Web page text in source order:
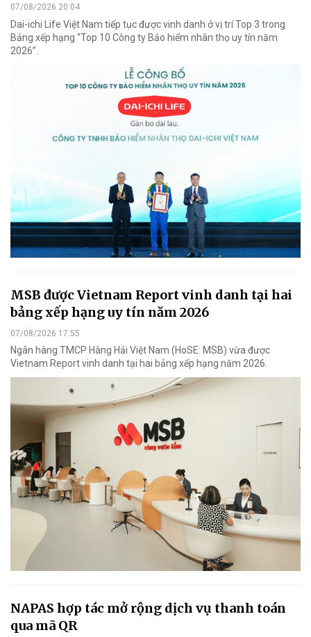
07/08/2026 20:04
Dai-ichi Life Việt Nam tiếp tục được vinh danh ở vị trí Top 3 trong
Bảng xếp hạng “Top 10 Công ty Bảo hiểm nhân thọ uy tín năm
2026”.
MSB được Vietnam Report vinh danh tại hai
bảng xếp hạng uy tín năm 2026
07/08/2026 17:55
Ngân hàng TMCP Hàng Hải Việt Nam (HoSE: MSB) vừa được
Vietnam Report vinh danh tại hai bảng xếp hạng năm 2026.
NAPAS hợp tác mở rộng dịch vụ thanh toán
qua mã QR